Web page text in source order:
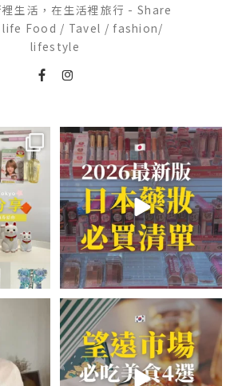
生活，在生活裡旅行 - Share
Food / Tavel / fashion/
lifestyle
妝店/百
給你...
2026🇯🇵日本藥妝店必買什麼
日本最近紅什麼？...
123 20
你！ \🇰🇷韓國望遠市場4家必吃美食
😋/
💭留言「望遠市場」傳地址給你
345 59